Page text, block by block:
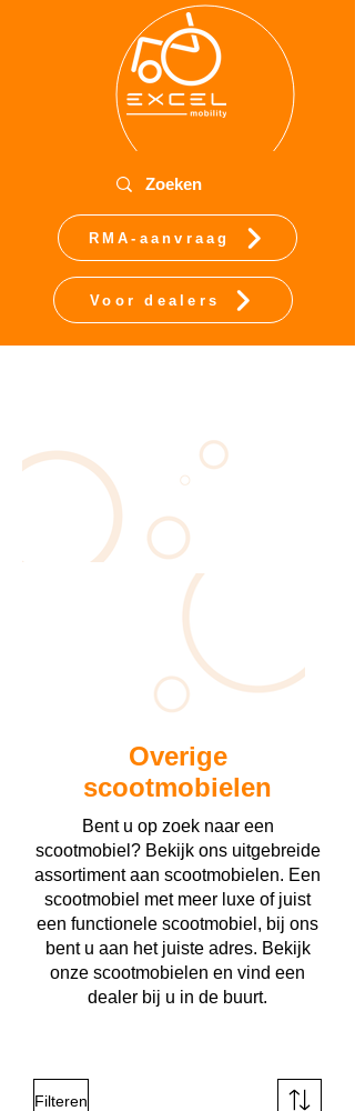
RMA-aanvraag
Voor dealers
Overige
scootmobielen
Bent u op zoek naar een
scootmobiel? Bekijk ons uitgebreide
assortiment aan scootmobielen. Een
scootmobiel met meer luxe of juist
een functionele scootmobiel, bij ons
bent u aan het juiste adres. Bekijk
onze scootmobielen en vind een
dealer bij u in de buurt.
Filteren